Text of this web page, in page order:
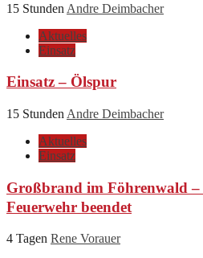
15 Stunden Andre Deimbacher
Aktuelles
Einsatz
Einsatz – Ölspur
15 Stunden Andre Deimbacher
Aktuelles
Einsatz
Großbrand im Föhrenwald –
Feuerwehr beendet
4 Tagen Rene Vorauer